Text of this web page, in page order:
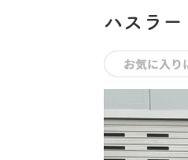
ハスラー